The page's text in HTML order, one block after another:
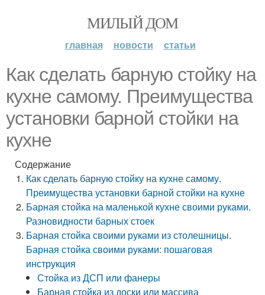
МИЛЫЙ ДОМ
главная новости статьи
Как сделать барную стойку на
кухне самому. Преимущества
установки барной стойки на
кухне
Содержание
Как сделать барную стойку на кухне самому.
Преимущества установки барной стойки на кухне
Барная стойка на маленькой кухне своими руками.
Разновидности барных стоек
Барная стойка своими руками из столешницы.
Барная стойка своими руками: пошаговая
инструкция
Стойка из ДСП или фанеры
Барная стойка из доски или массива